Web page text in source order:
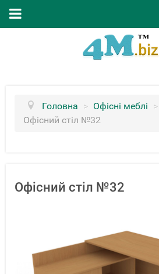
Головна > Офісні меблі >
Офісний стіл №32
Офісний стіл №32